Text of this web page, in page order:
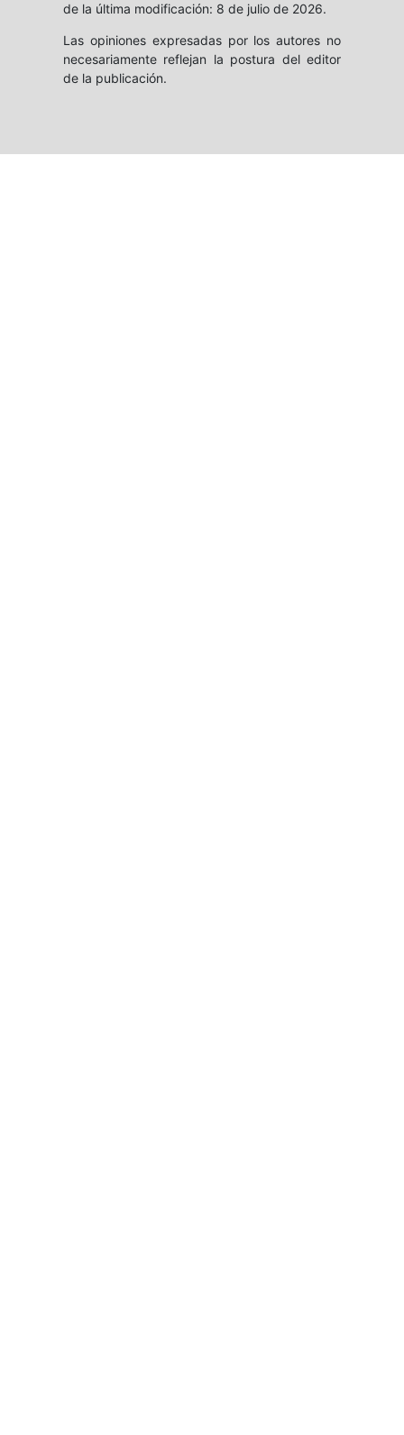
de la última modificación: 8 de julio de 2026.
Las opiniones expresadas por los autores no
necesariamente reflejan la postura del editor
de la publicación.